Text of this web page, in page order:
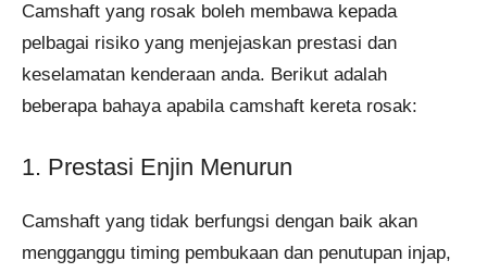
Camshaft yang rosak boleh membawa kepada
pelbagai risiko yang menjejaskan prestasi dan
keselamatan kenderaan anda. Berikut adalah
beberapa bahaya apabila camshaft kereta rosak:
1. Prestasi Enjin Menurun
Camshaft yang tidak berfungsi dengan baik akan
mengganggu timing pembukaan dan penutupan injap,